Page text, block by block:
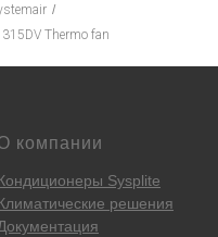
/
315DV Thermo fan
компании
Sysplite
решения